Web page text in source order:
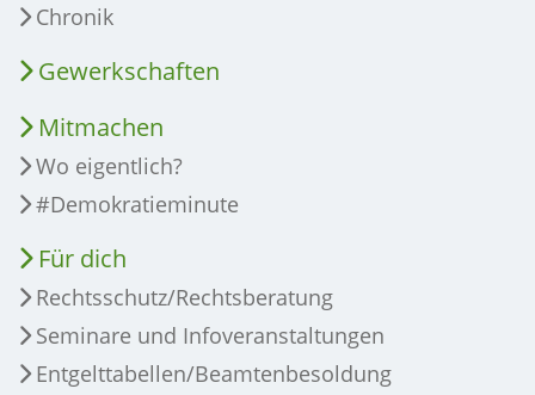
Chronik
Gewerkschaften
Mitmachen
Wo eigentlich?
#Demokratieminute
Für dich
Rechtsschutz/Rechtsberatung
Seminare und Infoveranstaltungen
Entgelttabellen/Beamtenbesoldung